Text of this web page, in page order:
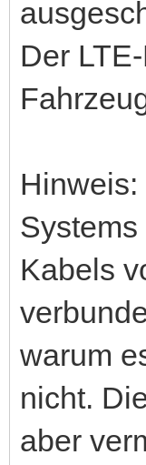
Der
Kabels
warum
nicht.
aber